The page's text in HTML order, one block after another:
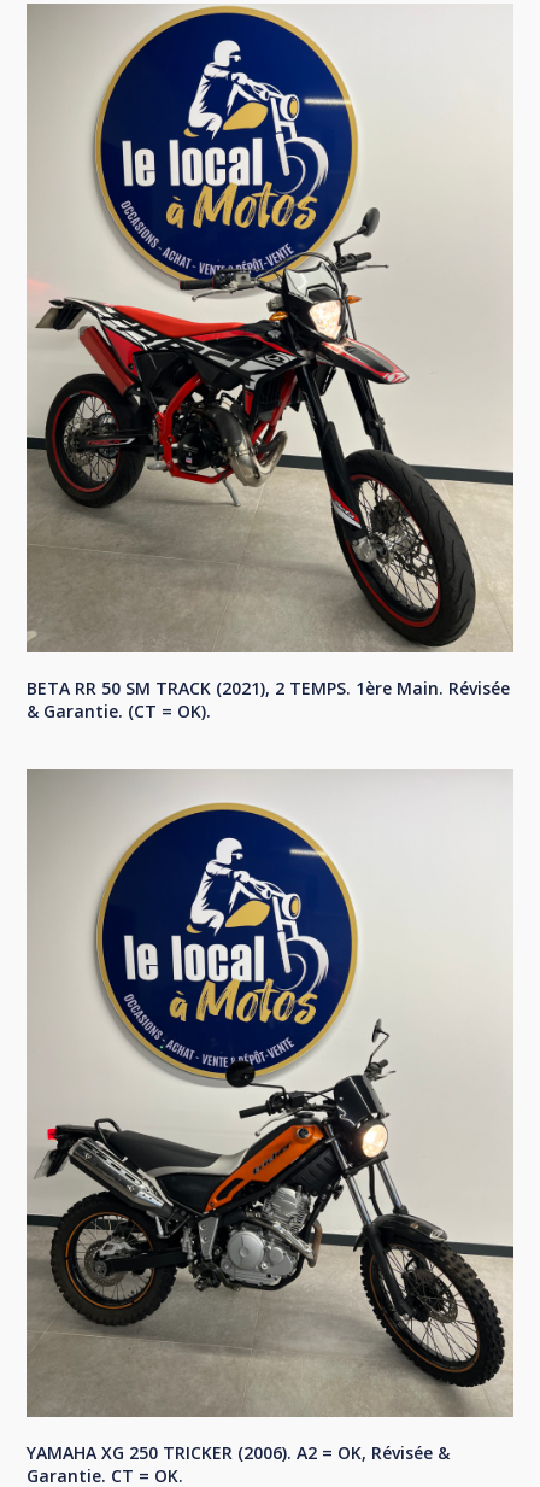
BETA RR 50 SM TRACK (2021), 2 TEMPS. 1ère Main. Révisée
& Garantie. (CT = OK).
YAMAHA XG 250 TRICKER (2006). A2 = OK, Révisée &
Garantie. CT = OK.